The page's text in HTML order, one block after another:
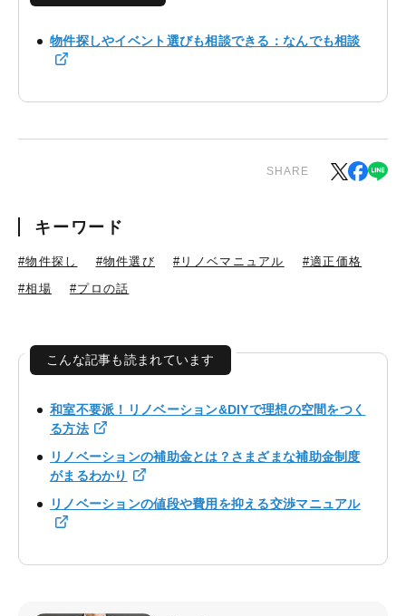
物件探しやイベント選びも相談できる：なんでも相談
SHARE
キーワード
#物件探し #物件選び #リノベマニュアル
#適正価格
#相場
#プロの話
こんな記事も読まれています
和室不要派！リノベーション&DIYで理想の空間をつく
る方法
リノベーションの補助金とは？さまざまな補助金制度
がまるわかり
リノベーションの値段や費用を抑える交渉マニュアル